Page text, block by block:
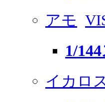
アモ
1/
イカロ